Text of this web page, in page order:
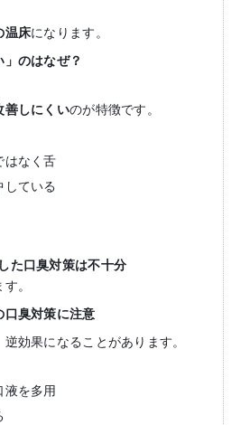
温床になります。
」のはなぜ？
善しにくいのが特徴です。
はなく舌
している
た口臭対策は不十分
。
口臭対策に注意
効果になることがあります。
液を多用